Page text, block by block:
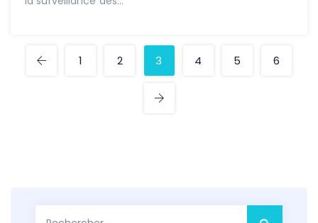
1 2 3 4 5 6